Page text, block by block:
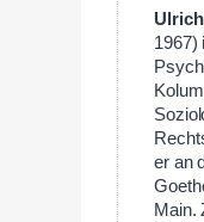
1967)
er an
Main.